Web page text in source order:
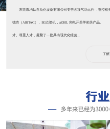
东莞市均钛自动化设备有限公司专营各项气动元件，电控相
德克（AIRTAC），IEI点胶机，aZBIL 光电开关等相关产品。
才、尊重人才，凝聚了一批具有现代化经营...
了解